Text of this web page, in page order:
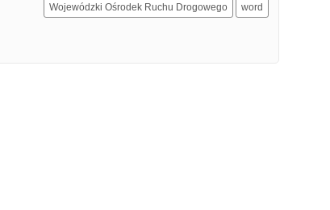
Wojewódzki Ośrodek Ruchu Drogowego word